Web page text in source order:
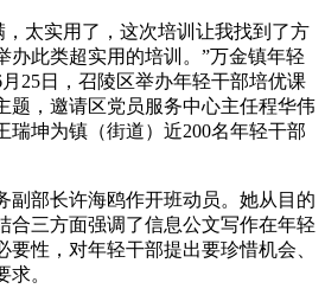
，太实用了，这次培训让我找到了方
办此类超实用的培训。”万金镇年轻
25日，召陵区举办年轻干部培优课
题，邀请区党员服务中心主任程华伟
瑞坤为镇（街道）近200名年轻干部
副部长许海鸥作开班动员。她从目的
合三方面强调了信息公文写作在年轻
性，对年轻干部提出要珍惜机会、
。